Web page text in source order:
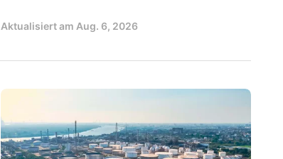
Aktualisiert am Aug. 6, 2026